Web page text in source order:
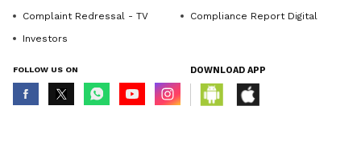
Complaint Redressal - TV
Compliance Report Digital
Investors
FOLLOW US ON DOWNLOAD APP